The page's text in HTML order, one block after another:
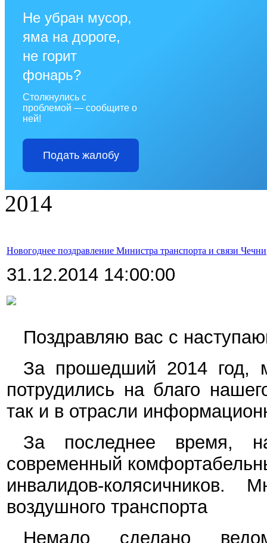
Не убран мусор,
яма на дороге,
не горит
фонарь?
Столкнулись с
проблемой — сообщите о
ней!
Подать жалобу
2014
Новогоднее поздравление Министра транспорта и связи Чечни
31.12.2014 14:00:00
Поздравляю вас с
За прошедший 2014 год,
потрудились на благо
так и в отрасли
За последнее время,
современный
инвалидов-
воздушного транспорта
Немало сделано